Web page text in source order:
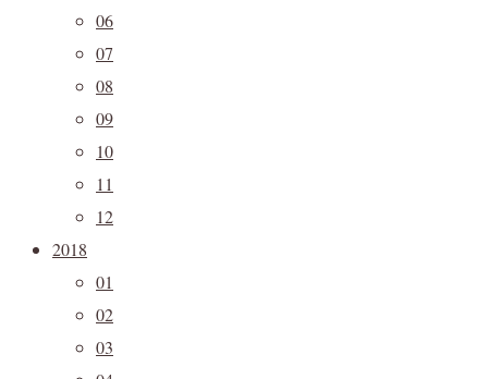
06
07
08
09
10
11
12
2018
01
02
03